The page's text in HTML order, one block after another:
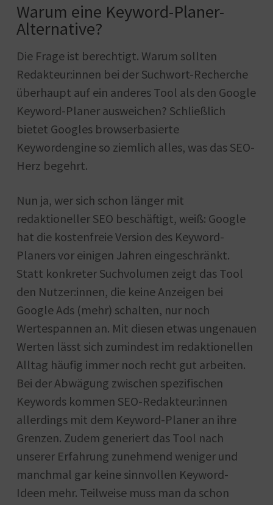
Warum eine Keyword-Planer-
Alternative?
Die Frage ist berechtigt. Warum sollten
Redakteur:innen bei der Suchwort-Recherche
überhaupt auf ein anderes Tool als den Google
Keyword-Planer ausweichen? Schließlich
bietet Googles browserbasierte
Keywordengine so ziemlich alles, was das SEO-
Herz begehrt.
Nun ja, wer sich schon länger mit
redaktioneller SEO beschäftigt, weiß: Google
hat die kostenfreie Version des Keyword-
Planers vor einigen Jahren eingeschränkt.
Statt konkreter Suchvolumen zeigt das Tool
den Nutzer:innen, die keine Anzeigen bei
Google Ads (mehr) schalten, nur noch
Wertespannen an. Mit diesen etwas ungenauen
Werten lässt sich zumindest im redaktionellen
Alltag häufig immer noch recht gut arbeiten.
Bei der Abwägung zwischen spezifischen
Keywords kommen SEO-Redakteur:innen
allerdings mit dem Keyword-Planer an ihre
Grenzen. Zudem generiert das Tool nach
unserer Erfahrung zunehmend weniger und
manchmal gar keine sinnvollen Keyword-
Ideen mehr. Teilweise muss man da schon